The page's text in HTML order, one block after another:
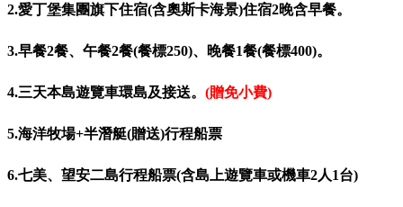
2.愛丁堡集團旗下住宿(含奧斯卡海景)住宿2晚含早餐。
3.早餐2餐、午餐2餐(餐標250)、晚餐1餐(餐標400)。
4.三天本島遊覽車環島及接送。 (贈免小費)
5.海洋牧場+半潛艇(贈送)行程船票
6.七美、望安二島行程船票(含島上遊覽車或機車2人1台)